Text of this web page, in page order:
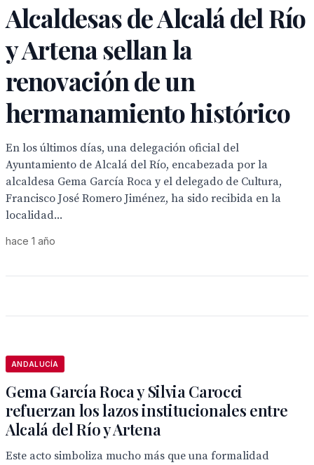
Alcaldesas de Alcalá del Río
y Artena sellan la
renovación de un
hermanamiento histórico
En los últimos días, una delegación oficial del
Ayuntamiento de Alcalá del Río, encabezada por la
alcaldesa Gema García Roca y el delegado de Cultura,
Francisco José Romero Jiménez, ha sido recibida en la
localidad...
hace 1 año
ANDALUCÍA
Gema García Roca y Silvia Carocci
refuerzan los lazos institucionales entre
Alcalá del Río y Artena
Este acto simboliza mucho más que una formalidad